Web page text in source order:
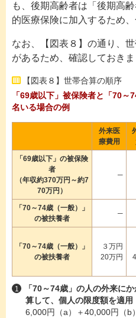
も、後期高齢者は「後期高
的医療保険に加入するため
なお、【図表８】の通り、
があるため、確認しておきま
【図表８】世帯合算の順序
「69歳以下」被保険者と「70～
名いる場合の例
外来医
療費用
「69歳以下」の被保険
者
（年収約370万円～約7
70万円）
─
「70～74歳（一般）」
の被扶養者
─
「70～74歳（一般）」
の被扶養者
３万円
20万円
「70～74歳」の人の外来に
算して、個人の限度額を適用
6,000円（a）＋40,000円（b